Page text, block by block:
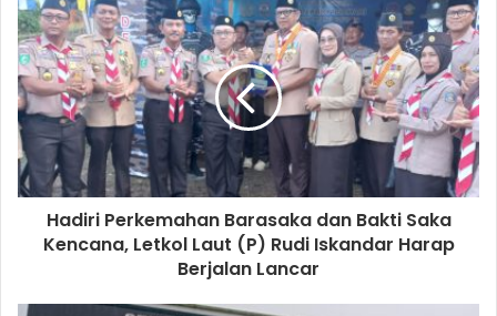
Hadiri Perkemahan Barasaka dan Bakti Saka
Kencana, Letkol Laut (P) Rudi Iskandar Harap
Berjalan Lancar